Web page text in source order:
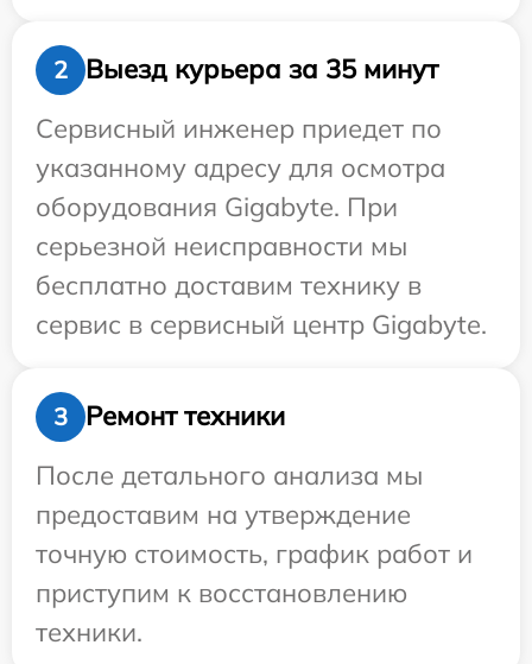
2
Выезд курьера за 35 минут
Сервисный инженер приедет по
указанному адресу для осмотра
оборудования Gigabyte. При
серьезной неисправности мы
бесплатно доставим технику в
сервис в сервисный центр Gigabyte.
3
Ремонт техники
После детального анализа мы
предоставим на утверждение
точную стоимость, график работ и
приступим к восстановлению
техники.